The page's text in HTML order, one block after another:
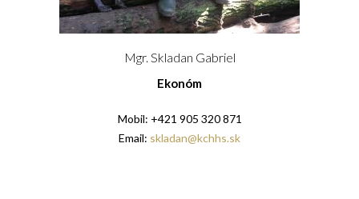
Mgr. Skladan Gabriel
Ekonóm
Mobil: +421 905 320 871
Email: skladan@kchhs.sk